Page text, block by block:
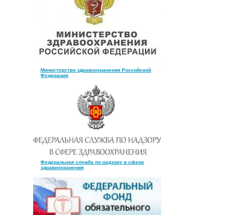
Министерство здравоохранения Российской
Федерации
Федеральная служба по надзору в сфере
здравоохранения